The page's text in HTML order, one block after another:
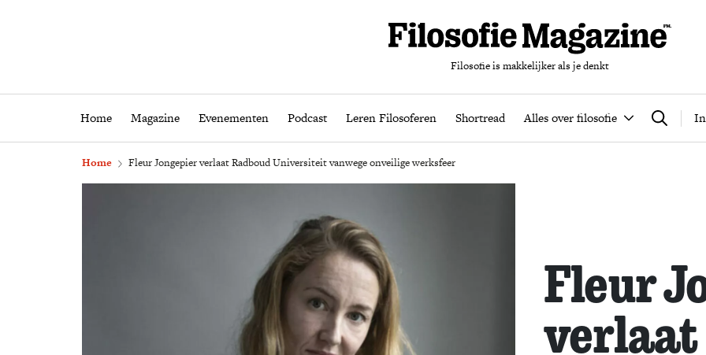
Filosofie is makkelijker als je denkt
Home Magazine Evenementen Podcast Leren Filosoferen Shortread Alles over filosofie Zoeken
Home Magazine Evenementen Podcast Leren Filosoferen Shortread Alles over
Home Fleur Jongepier verlaat Radboud Universiteit vanwege onveilige werksfeer
Fleur
verlaat